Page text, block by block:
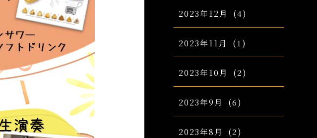
2023年12月 (4)
2023年11月 (1)
2023年10月 (2)
2023年9月 (6)
2023年8月 (2)